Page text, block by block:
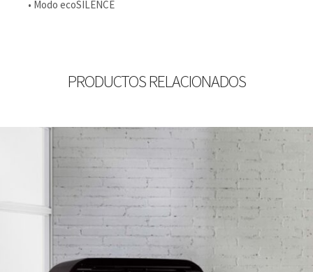
• Modo ecoSILENCE
PRODUCTOS RELACIONADOS